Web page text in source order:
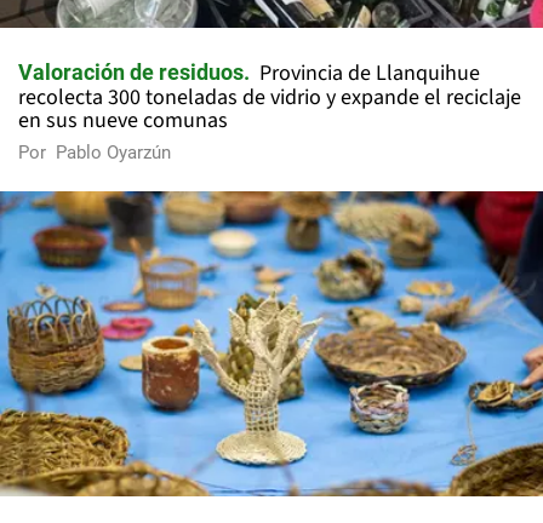
Valoración de residuos
Provincia de Llanquihue
recolecta 300 toneladas de vidrio y expande el reciclaje
en sus nueve comunas
Por Pablo Oyarzún